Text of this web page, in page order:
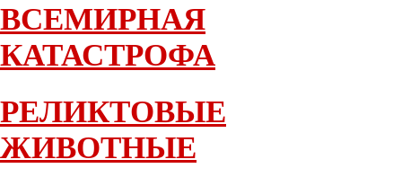
ВСЕМИРНАЯ
КАТАСТРОФА
РЕЛИКТОВЫЕ
ЖИВОТНЫЕ